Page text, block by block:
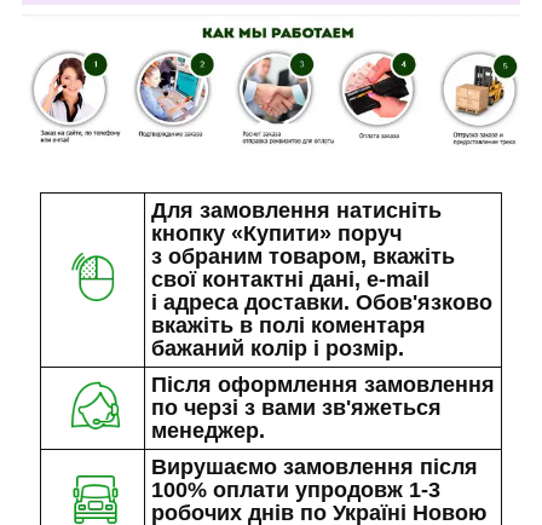
Для замовлення натисніть
кнопку «Купити» поруч
з обраним товаром, вкажіть
свої контактні дані, e-mail
і адреса доставки. Обов'язково
вкажіть в полі коментаря
бажаний колір і розмір.
Після оформлення замовлення
по черзі з вами зв'яжеться
менеджер.
Вирушаємо замовлення після
100% оплати упродовж 1-3
робочих днів по Україні Новою